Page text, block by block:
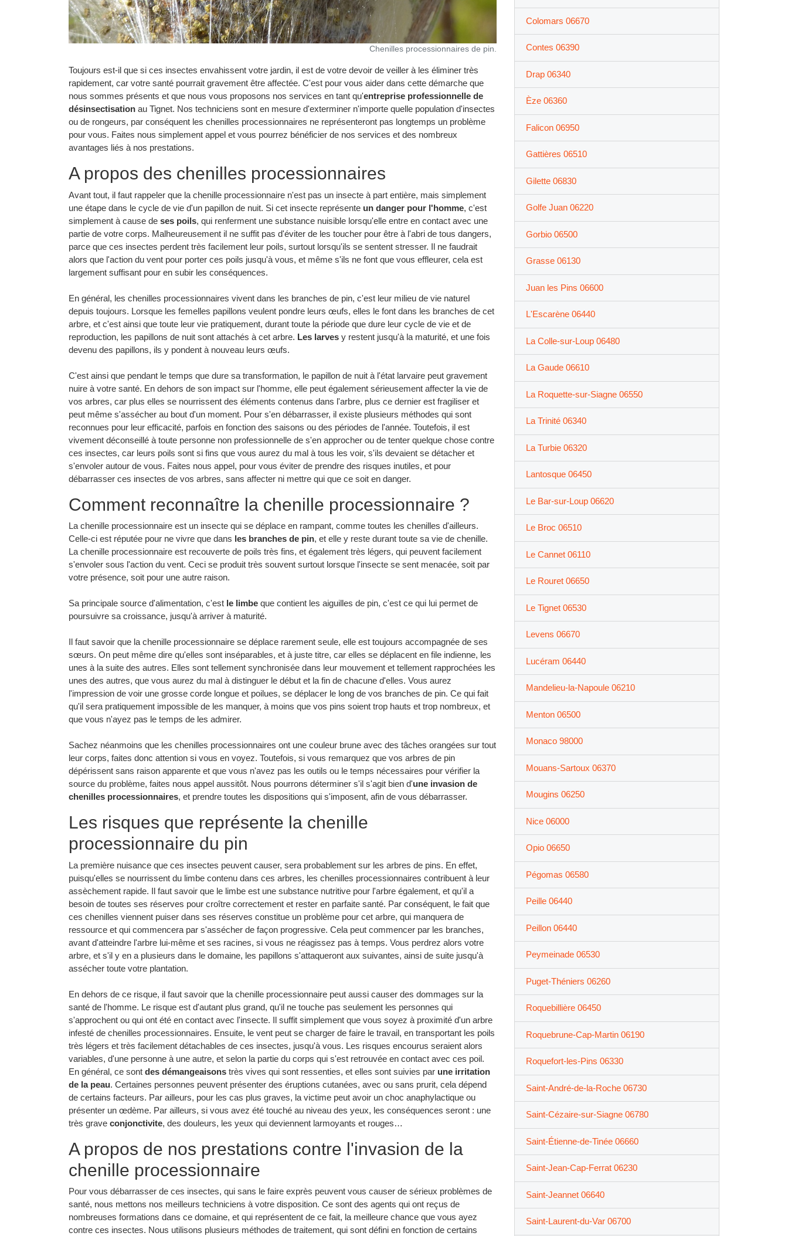
Chenilles processionnaires de pin.
Toujours est-il que si ces insectes envahissent votre jardin, il est de votre devoir de veiller à les éliminer très
rapidement, car votre santé pourrait gravement être affectée. C'est pour vous aider dans cette démarche que
nous sommes présents et que nous vous proposons nos services en tant qu'entreprise professionnelle de
désinsectisation au Tignet. Nos techniciens sont en mesure d'exterminer n'importe quelle population d'insectes
ou de rongeurs, par conséquent les chenilles processionnaires ne représenteront pas longtemps un problème
pour vous. Faites nous simplement appel et vous pourrez bénéficier de nos services et des nombreux
avantages liés à nos prestations.
A propos des chenilles processionnaires
Avant tout, il faut rappeler que la chenille processionnaire n'est pas un insecte à part entière, mais simplement
une étape dans le cycle de vie d'un papillon de nuit. Si cet insecte représente un danger pour l'homme, c'est
simplement à cause de ses poils, qui renferment une substance nuisible lorsqu'elle entre en contact avec une
partie de votre corps. Malheureusement il ne suffit pas d'éviter de les toucher pour être à l'abri de tous dangers,
parce que ces insectes perdent très facilement leur poils, surtout lorsqu'ils se sentent stresser. Il ne faudrait
alors que l'action du vent pour porter ces poils jusqu'à vous, et même s'ils ne font que vous effleurer, cela est
largement suffisant pour en subir les conséquences.
En général, les chenilles processionnaires vivent dans les branches de pin, c'est leur milieu de vie naturel
depuis toujours. Lorsque les femelles papillons veulent pondre leurs œufs, elles le font dans les branches de cet
arbre, et c'est ainsi que toute leur vie pratiquement, durant toute la période que dure leur cycle de vie et de
reproduction, les papillons de nuit sont attachés à cet arbre. Les larves y restent jusqu'à la maturité, et une fois
devenu des papillons, ils y pondent à nouveau leurs œufs.
C'est ainsi que pendant le temps que dure sa transformation, le papillon de nuit à l'état larvaire peut gravement
nuire à votre santé. En dehors de son impact sur l'homme, elle peut également sérieusement affecter la vie de
vos arbres, car plus elles se nourrissent des éléments contenus dans l'arbre, plus ce dernier est fragiliser et
peut même s'assécher au bout d'un moment. Pour s'en débarrasser, il existe plusieurs méthodes qui sont
reconnues pour leur efficacité, parfois en fonction des saisons ou des périodes de l'année. Toutefois, il est
vivement déconseillé à toute personne non professionnelle de s'en approcher ou de tenter quelque chose contre
ces insectes, car leurs poils sont si fins que vous aurez du mal à tous les voir, s'ils devaient se détacher et
s'envoler autour de vous. Faites nous appel, pour vous éviter de prendre des risques inutiles, et pour
débarrasser ces insectes de vos arbres, sans affecter ni mettre qui que ce soit en danger.
Comment reconnaître la chenille processionnaire ?
La chenille processionnaire est un insecte qui se déplace en rampant, comme toutes les chenilles d'ailleurs.
Celle-ci est réputée pour ne vivre que dans les branches de pin, et elle y reste durant toute sa vie de chenille.
La chenille processionnaire est recouverte de poils très fins, et également très légers, qui peuvent facilement
s'envoler sous l'action du vent. Ceci se produit très souvent surtout lorsque l'insecte se sent menacée, soit par
votre présence, soit pour une autre raison.
Sa principale source d'alimentation, c'est le limbe que contient les aiguilles de pin, c'est ce qui lui permet de
poursuivre sa croissance, jusqu'à arriver à maturité.
Il faut savoir que la chenille processionnaire se déplace rarement seule, elle est toujours accompagnée de ses
sœurs. On peut même dire qu'elles sont inséparables, et à juste titre, car elles se déplacent en file indienne, les
unes à la suite des autres. Elles sont tellement synchronisée dans leur mouvement et tellement rapprochées les
unes des autres, que vous aurez du mal à distinguer le début et la fin de chacune d'elles. Vous aurez
l'impression de voir une grosse corde longue et poilues, se déplacer le long de vos branches de pin. Ce qui fait
qu'il sera pratiquement impossible de les manquer, à moins que vos pins soient trop hauts et trop nombreux, et
que vous n'ayez pas le temps de les admirer.
Sachez néanmoins que les chenilles processionnaires ont une couleur brune avec des tâches orangées sur tout
leur corps, faites donc attention si vous en voyez. Toutefois, si vous remarquez que vos arbres de pin
dépérissent sans raison apparente et que vous n'avez pas les outils ou le temps nécessaires pour vérifier la
source du problème, faites nous appel aussitôt. Nous pourrons déterminer s'il s'agit bien d'une invasion de
chenilles processionnaires, et prendre toutes les dispositions qui s'imposent, afin de vous débarrasser.
Les risques que représente la chenille
processionnaire du pin
La première nuisance que ces insectes peuvent causer, sera probablement sur les arbres de pins. En effet,
puisqu'elles se nourrissent du limbe contenu dans ces arbres, les chenilles processionnaires contribuent à leur
assèchement rapide. Il faut savoir que le limbe est une substance nutritive pour l'arbre également, et qu'il a
besoin de toutes ses réserves pour croître correctement et rester en parfaite santé. Par conséquent, le fait que
ces chenilles viennent puiser dans ses réserves constitue un problème pour cet arbre, qui manquera de
ressource et qui commencera par s'assécher de façon progressive. Cela peut commencer par les branches,
avant d'atteindre l'arbre lui-même et ses racines, si vous ne réagissez pas à temps. Vous perdrez alors votre
arbre, et s'il y en a plusieurs dans le domaine, les papillons s'attaqueront aux suivantes, ainsi de suite jusqu'à
assécher toute votre plantation.
En dehors de ce risque, il faut savoir que la chenille processionnaire peut aussi causer des dommages sur la
santé de l'homme. Le risque est d'autant plus grand, qu'il ne touche pas seulement les personnes qui
s'approchent ou qui ont été en contact avec l'insecte. Il suffit simplement que vous soyez à proximité d'un arbre
infesté de chenilles processionnaires. Ensuite, le vent peut se charger de faire le travail, en transportant les poils
très légers et très facilement détachables de ces insectes, jusqu'à vous. Les risques encourus seraient alors
variables, d'une personne à une autre, et selon la partie du corps qui s'est retrouvée en contact avec ces poil.
En général, ce sont des démangeaisons très vives qui sont ressenties, et elles sont suivies par une irritation
de la peau. Certaines personnes peuvent présenter des éruptions cutanées, avec ou sans prurit, cela dépend
de certains facteurs. Par ailleurs, pour les cas plus graves, la victime peut avoir un choc anaphylactique ou
présenter un œdème. Par ailleurs, si vous avez été touché au niveau des yeux, les conséquences seront : une
très grave conjonctivite, des douleurs, les yeux qui deviennent larmoyants et rouges…
A propos de nos prestations contre l'invasion de la
chenille processionnaire
Pour vous débarrasser de ces insectes, qui sans le faire exprès peuvent vous causer de sérieux problèmes de
santé, nous mettons nos meilleurs techniciens à votre disposition. Ce sont des agents qui ont reçus de
nombreuses formations dans ce domaine, et qui représentent de ce fait, la meilleure chance que vous ayez
contre ces insectes. Nous utilisons plusieurs méthodes de traitement, qui sont défini en fonction de certains
Colomars 06670
Contes 06390
Drap 06340
Èze 06360
Falicon 06950
Gattières 06510
Gilette 06830
Golfe Juan 06220
Gorbio 06500
Grasse 06130
Juan les Pins 06600
L'Escarène 06440
La Colle-sur-Loup 06480
La Gaude 06610
La Roquette-sur-Siagne 06550
La Trinité 06340
La Turbie 06320
Lantosque 06450
Le Bar-sur-Loup 06620
Le Broc 06510
Le Cannet 06110
Le Rouret 06650
Le Tignet 06530
Levens 06670
Lucéram 06440
Mandelieu-la-Napoule 06210
Menton 06500
Monaco 98000
Mouans-Sartoux 06370
Mougins 06250
Nice 06000
Opio 06650
Pégomas 06580
Peille 06440
Peillon 06440
Peymeinade 06530
Puget-Théniers 06260
Roquebillière 06450
Roquebrune-Cap-Martin 06190
Roquefort-les-Pins 06330
Saint-André-de-la-Roche 06730
Saint-Cézaire-sur-Siagne 06780
Saint-Étienne-de-Tinée 06660
Saint-Jean-Cap-Ferrat 06230
Saint-Jeannet 06640
Saint-Laurent-du-Var 06700